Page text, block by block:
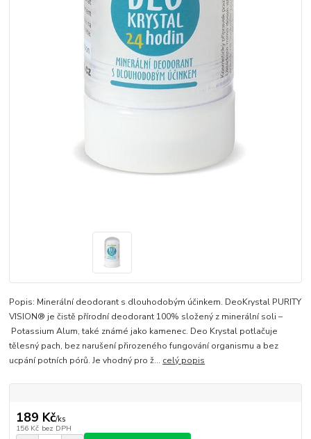
Popis: Minerální deodorant s dlouhodobým účinkem. DeoKrystal PURITY
VISION® je čistě přírodní deodorant 100% složený z minerální soli –
Potassium Alum, také známé jako kamenec. Deo Krystal potlačuje
tělesný pach, bez narušení přirozeného fungování organismu a bez
ucpání potních pórů. Je vhodný pro ž... celý popis
189 Kč/ks
156 Kč bez DPH